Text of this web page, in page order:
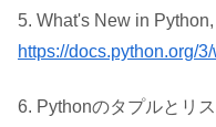
5. What's New in Python,
https://docs.python.org/
6. Pythonのタプルとリ